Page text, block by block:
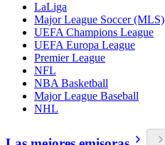
LaLiga
Major League Soccer (MLS)
UEFA Champions League
UEFA Europa League
Premier League
NFL
NBA Basketball
Major League Baseball
NHL